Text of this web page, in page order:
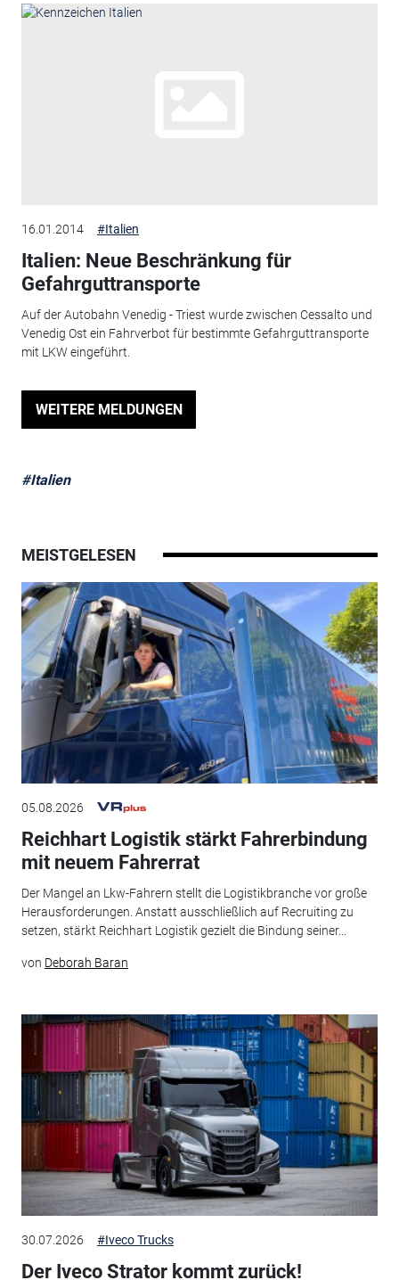
16.01.2014 #Italien
Italien: Neue Beschränkung für
Gefahrguttransporte
Auf der Autobahn Venedig - Triest wurde zwischen Cessalto und
Venedig Ost ein Fahrverbot für bestimmte Gefahrguttransporte
mit LKW eingeführt.
WEITERE MELDUNGEN
#Italien
MEISTGELESEN
05.08.2026
Reichhart Logistik stärkt Fahrerbindung
mit neuem Fahrerrat
Der Mangel an Lkw-Fahrern stellt die Logistikbranche vor große
Herausforderungen. Anstatt ausschließlich auf Recruiting zu
setzen, stärkt Reichhart Logistik gezielt die Bindung seiner...
von Deborah Baran
30.07.2026 #Iveco Trucks
Der Iveco Strator kommt zurück!